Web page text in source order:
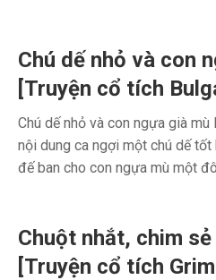
Chú dế nhỏ và con
[Truyện cổ tích
Chú dế nhỏ và con ngựa già
nội dung ca ngợi một chú dế
đế ban cho con ngựa mù một
Chuột nhắt, chim
[Truyện cổ tích